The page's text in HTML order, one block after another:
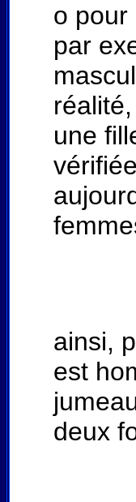
o pour
par
une
Les
ainsi,
est
deux